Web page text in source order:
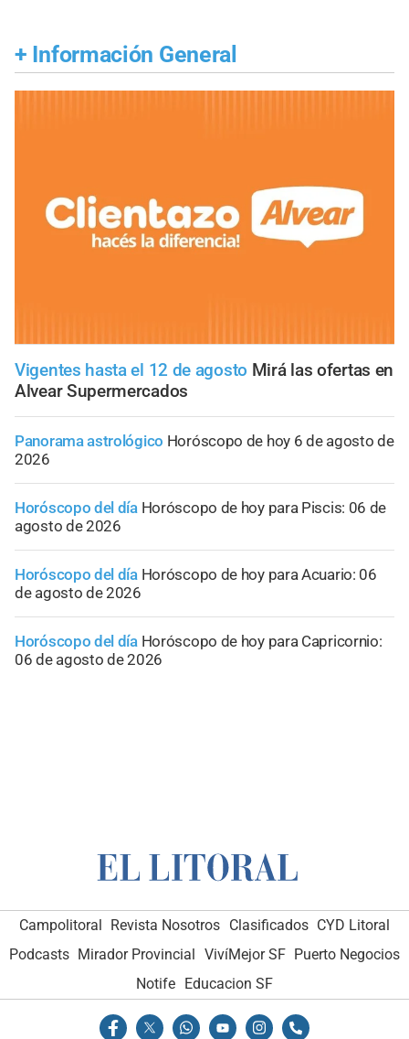
+ Información General
Vigentes hasta el 12 de agosto Mirá las ofertas en
Alvear Supermercados
Panorama astrológico Horóscopo de hoy 6 de agosto de
2026
Horóscopo del día Horóscopo de hoy para Piscis: 06 de
agosto de 2026
Horóscopo del día Horóscopo de hoy para Acuario: 06
de agosto de 2026
Horóscopo del día Horóscopo de hoy para Capricornio:
06 de agosto de 2026
Campolitoral Revista Nosotros Clasificados CYD Litoral
Podcasts Mirador Provincial VivíMejor SF Puerto Negocios
Notife Educacion SF